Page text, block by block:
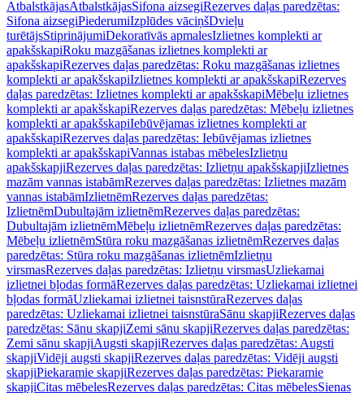
AtbalstkājasAtbalstkājasSifona aizsegiRezerves daļas paredzētas:
Sifona aizsegiPiederumiIzplūdes vāciņšDvieļu
turētājsStiprinājumiDekoratīvās apmalesIzlietnes komplekti ar
apakšskapiRoku mazgāšanas izlietnes komplekti ar
apakšskapiRezerves daļas paredzētas: Roku mazgāšanas izlietnes
komplekti ar apakšskapiIzlietnes komplekti ar apakšskapiRezerves
daļas paredzētas: Izlietnes komplekti ar apakšskapiMēbeļu izlietnes
komplekti ar apakšskapiRezerves daļas paredzētas: Mēbeļu izlietnes
komplekti ar apakšskapiIebūvējamas izlietnes komplekti ar
apakšskapiRezerves daļas paredzētas: Iebūvējamas izlietnes
komplekti ar apakšskapiVannas istabas mēbelesIzlietņu
apakšskapjiRezerves daļas paredzētas: Izlietņu apakšskapjiIzlietnes
mazām vannas istabāmRezerves daļas paredzētas: Izlietnes mazām
vannas istabāmIzlietnēmRezerves daļas paredzētas:
IzlietnēmDubultajām izlietnēmRezerves daļas paredzētas:
Dubultajām izlietnēmMēbeļu izlietnēmRezerves daļas paredzētas:
Mēbeļu izlietnēmStūra roku mazgāšanas izlietnēmRezerves daļas
paredzētas: Stūra roku mazgāšanas izlietnēmIzlietņu
virsmasRezerves daļas paredzētas: Izlietņu virsmasUzliekamai
izlietnei bļodas formāRezerves daļas paredzētas: Uzliekamai izlietnei
bļodas formāUzliekamai izlietnei taisnstūraRezerves daļas
paredzētas: Uzliekamai izlietnei taisnstūraSānu skapjiRezerves daļas
paredzētas: Sānu skapjiZemi sānu skapjiRezerves daļas paredzētas:
Zemi sānu skapjiAugsti skapjiRezerves daļas paredzētas: Augsti
skapjiVidēji augsti skapjiRezerves daļas paredzētas: Vidēji augsti
skapjiPiekaramie skapjiRezerves daļas paredzētas: Piekaramie
skapjiCitas mēbelesRezerves daļas paredzētas: Citas mēbelesSienas